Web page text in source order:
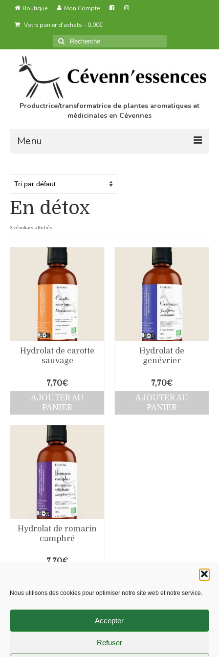
Nous utilisons des cookies pour optimiser notre site web et notre service.
Accepter
Refuser
Boutique Mon Compte
Votre panier d'achats - 0,00€
Rechercher
:
Productrice/transformatrice de plantes aromatiques et
médicinales en Cévennes
Menu
Des produits agricoles biologiques
Transformation des produits
Boutique
Produits pour animaux
Conseils
Nous contacter
En détox
3 résultats affichés
Hydrolat de carotte
sauvage
7,70€
AJOUTER AU
PANIER
Hydrolat de
genévrier
7,70€
AJOUTER AU
PANIER
Hydrolat de romarin
camphré
7,70€
Mentions légales